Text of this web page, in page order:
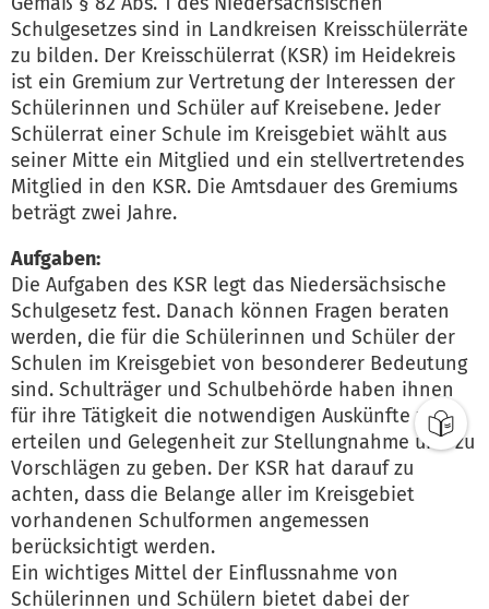
Schulgesetzes sind in Landkreisen Kreisschülerräte
zu bilden. Der Kreisschülerrat (KSR) im Heidekreis
ist ein Gremium zur Vertretung der Interessen der
Schülerinnen und Schüler auf Kreisebene. Jeder
Schülerrat einer Schule im Kreisgebiet wählt aus
seiner Mitte ein Mitglied und ein stellvertretendes
Mitglied in den KSR. Die Amtsdauer des Gremiums
beträgt zwei Jahre.
Aufgaben:
Die Aufgaben des KSR legt das Niedersächsische
Schulgesetz fest. Danach können Fragen beraten
werden, die für die Schülerinnen und Schüler der
Schulen im Kreisgebiet von besonderer Bedeutung
sind. Schulträger und Schulbehörde haben ihnen
für ihre Tätigkeit die notwendigen Auskünfte zu
erteilen und Gelegenheit zur Stellungnahme und zu
Vorschlägen zu geben. Der KSR hat darauf zu
achten, dass die Belange aller im Kreisgebiet
vorhandenen Schulformen angemessen
berücksichtigt werden.
Ein wichtiges Mittel der Einflussnahme von
Schülerinnen und Schülern bietet dabei der